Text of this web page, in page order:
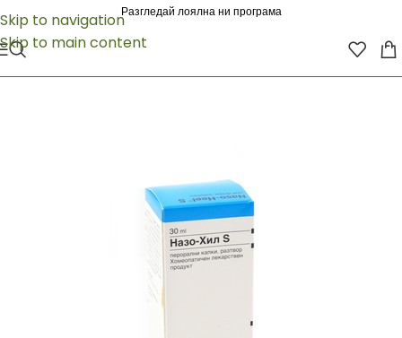
Skip to navigation
Skip to main content
Разгледай лоялна ни програма